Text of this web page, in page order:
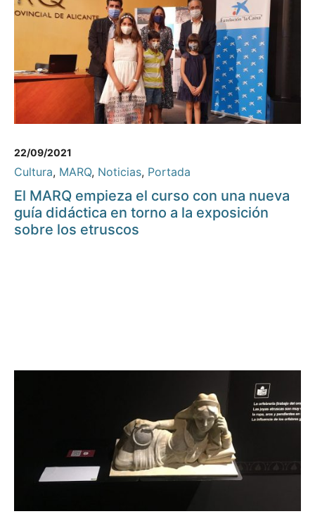
22/09/2021
Cultura, MARQ, Noticias, Portada
El MARQ empieza el curso con una nueva
guía didáctica en torno a la exposición
sobre los etruscos